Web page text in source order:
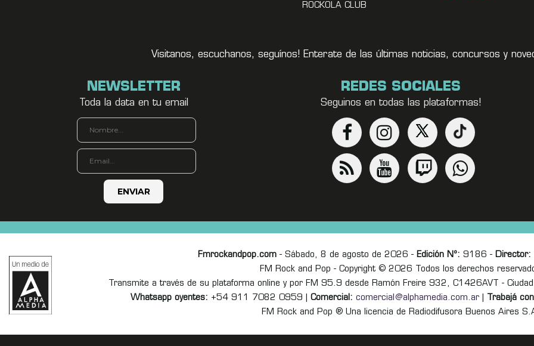
ROCKOLA CLUB
Visitanos, escuchanos, seguínos! Enterate de las últimas noticias, concursos y
NEWSLETTER
Toda la data en tu email
REDES SOCIALES
Seguinos en todas las plataformas!
Fmrockandpop.com- Sábado, 8 de agosto de 2026 - Edición Nº: 9186 - Director:
FM Rock and Pop - Copyright © 2026 Todos los derechos
Transmite a través de su plataforma online y por FM 95.9 desde Ramón Freire 932, C1426AVT -
Whatsapp oyentes: +54 911 7082 0959 | Comercial: comercial@alphamedia.com.ar| Trabajá
FM Rock and Pop ® Una licencia de Radiodifusora Buenos Aires